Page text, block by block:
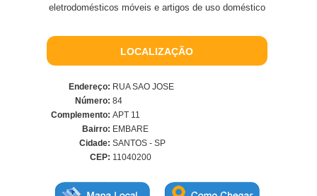
eletrodomésticos móveis e artigos de uso doméstico
LOCALIZAÇÃO
Endereço: RUA SAO JOSE
Número: 84
Complemento: APT 11
Bairro: EMBARE
Cidade: SANTOS - SP
CEP: 11040200